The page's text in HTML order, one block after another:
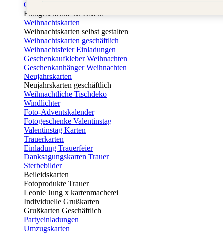
Osterkarten
Fotogeschenke zu Ostern
Weihnachtskarten
Weihnachtskarten selbst gestalten
Weihnachtskarten geschäftlich
Weihnachtsfeier Einladungen
Geschenkaufkleber Weihnachten
Geschenkanhänger Weihnachten
Neujahrskarten
Neujahrskarten geschäftlich
Weihnachtliche Tischdeko
Windlichter
Foto-Adventskalender
Fotogeschenke Valentinstag
Valentinstag Karten
Trauerkarten
Einladung Trauerfeier
Danksagungskarten Trauer
Sterbebilder
Beileidskarten
Fotoprodukte Trauer
Leonie Jung x kartenmacherei
Individuelle Grußkarten
Grußkarten Geschäftlich
Partyeinladungen
Umzugskarten